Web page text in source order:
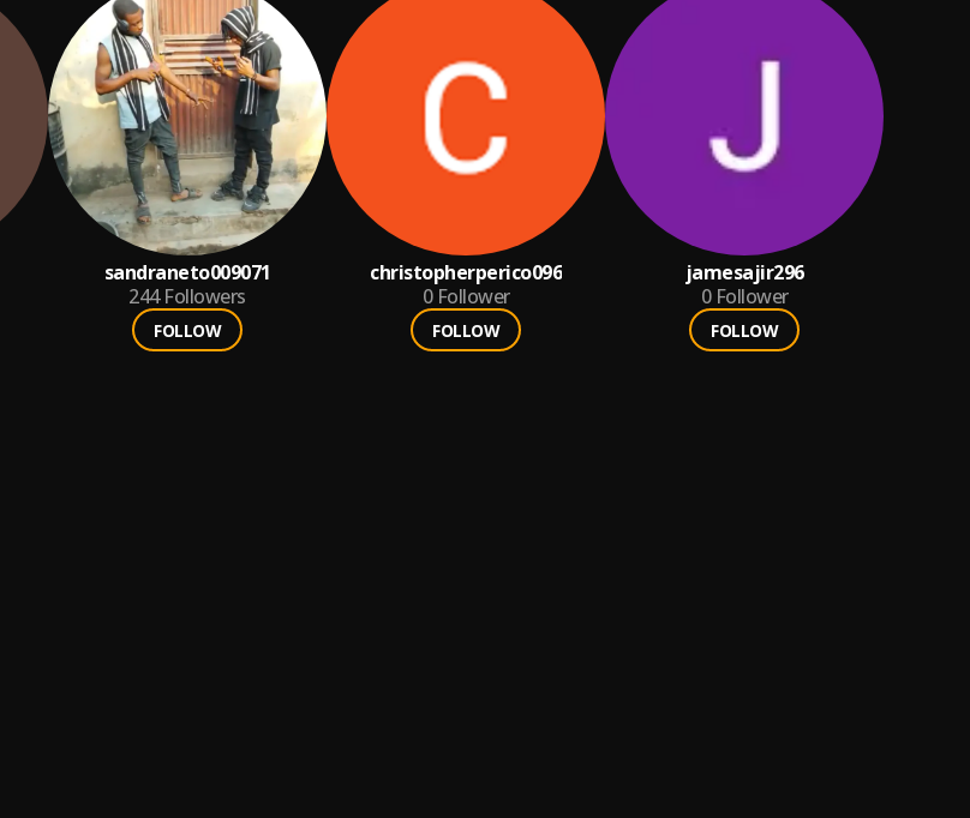
sandraneto009071
244 Followers
FOLLOW
christopherperico096
0 Follower
FOLLOW
jamesajir296
0 Follower
FOLLOW